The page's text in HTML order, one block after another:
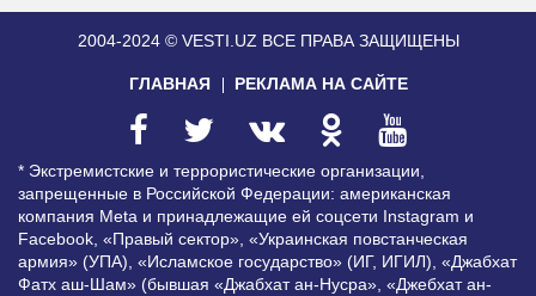
2004-2024 © VESTI.UZ ВСЕ ПРАВА ЗАЩИЩЕНЫ
ГЛАВНАЯ РЕКЛАМА НА САЙТЕ
* Экстремистские и террористические организации,
запрещенные в Российской Федерации: американская
компания Meta и принадлежащие ей соцсети Instagram и
Facebook, «Правый сектор», «Украинская повстанческая
армия» (УПА), «Исламское государство» (ИГ, ИГИЛ), «Джабхат
Фатх аш-Шам» (бывшая «Джабхат ан-Нусра», «Джебхат ан-